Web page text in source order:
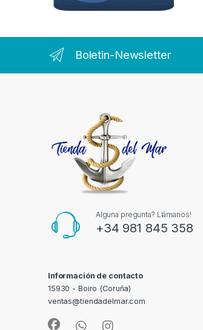
Boletin-Newsletter
Alguna pregunta? Llámanos!
+34 981 845 358
Información de contacto
15930 - Boiro (Coruña)
ventas@tiendadelmar.com